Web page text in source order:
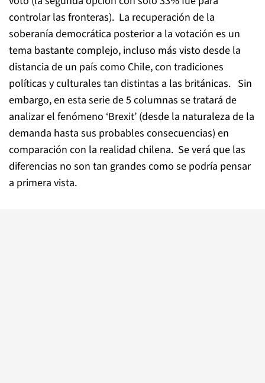
controlar las fronteras). La recuperación de la
soberanía democrática posterior a la votación es un
tema bastante complejo, incluso más visto desde la
distancia de un país como Chile, con tradiciones
políticas y culturales tan distintas a las británicas. Sin
embargo, en esta serie de 5 columnas se tratará de
analizar el fenómeno ‘Brexit’ (desde la naturaleza de la
demanda hasta sus probables consecuencias) en
comparación con la realidad chilena. Se verá que las
diferencias no son tan grandes como se podría pensar
a primera vista.